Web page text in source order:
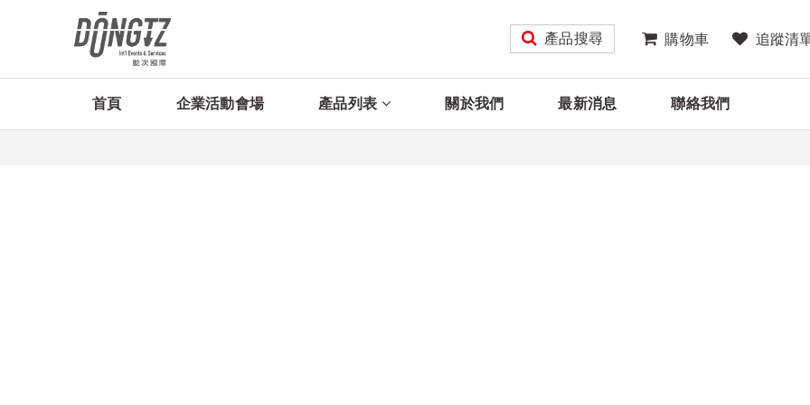
產品搜尋 購物車 追蹤清
首頁 企業活動會場 產品列表 關於我們 最新消息 聯絡我們